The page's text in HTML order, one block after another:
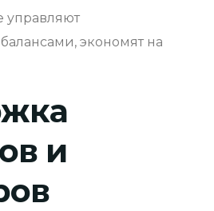
управляют
экономят на
и